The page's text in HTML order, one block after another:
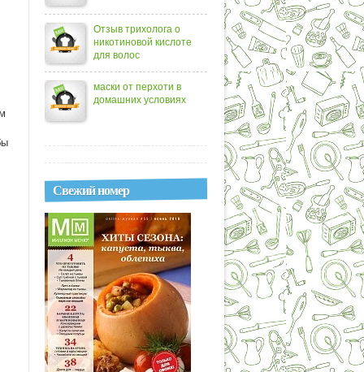
Отзыв трихолога о
никотиновой кислоте
для волос
маски от перхоти в
домашних условиях
Свежий номер